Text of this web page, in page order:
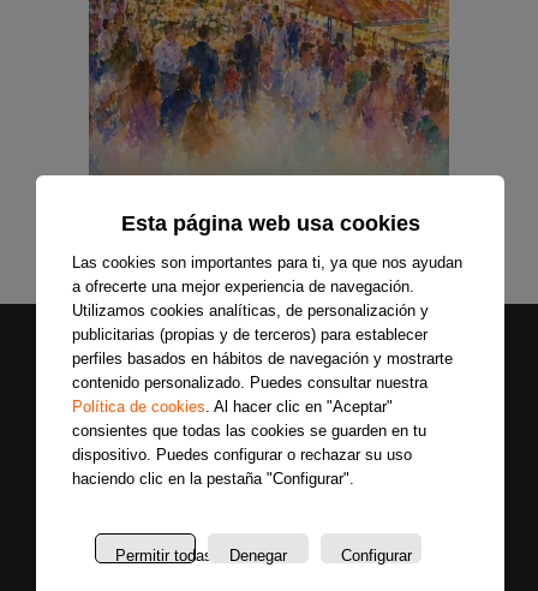
Esta página web usa cookies
Las cookies son importantes para ti, ya que nos ayudan
a ofrecerte una mejor experiencia de navegación.
Utilizamos cookies analíticas, de personalización y
publicitarias (propias y de terceros) para establecer
perfiles basados en hábitos de navegación y mostrarte
contenido personalizado. Puedes consultar nuestra
Política de cookies. Al hacer clic en "Aceptar"
consientes que todas las cookies se guarden en tu
dispositivo. Puedes configurar o rechazar su uso
haciendo clic en la pestaña "Configurar".
Permitir todas Denegar Configurar
Últimas
noticias
nosotros
La
Síguenos
Únete a nuestras